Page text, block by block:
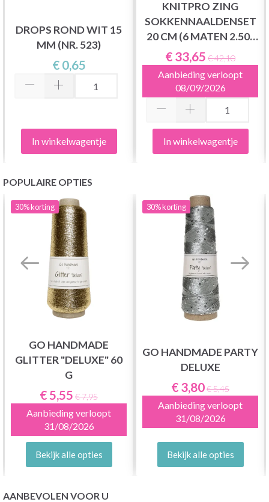
DROPS ROND WIT 15
MM (NR. 523)
€ 0,65
In winkelwagentje
KNITPRO ZING
SOKKENNAALDENSET
20 CM (6 MATEN 2.50-
5.00MM)
€ 33,65 € 42,10
Aanbieding verloopt
08/09/2026
In winkelwagentje
POPULAIRE OPTIES
30%korting
GO HANDMADE
GLITTER "DELUXE" 60
G
€ 5,55 € 7,95
Aanbieding verloopt
31/08/2026
Bekijk alle opties
30%korting
GO HANDMADE PARTY
DELUXE
€ 3,80€ 5,45
Aanbieding verloopt
31/08/2026
Bekijk alle opties
AANBEVOLEN VOOR U